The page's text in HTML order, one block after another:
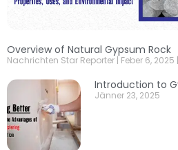
Overview of Natural Gypsum Rock
Nachrichten Star Reporter Feber 6, 2025
Introduction to
Jänner 23, 2025